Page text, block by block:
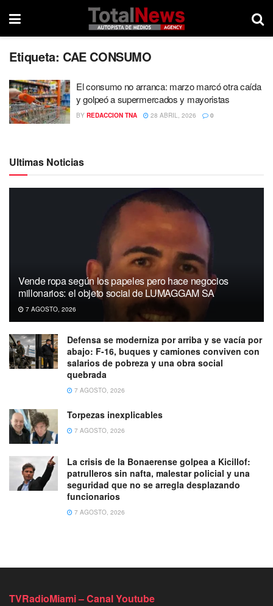
Etiqueta: CAE CONSUMO
El consumo no arranca: marzo marcó otra caída
y golpeó a supermercados y mayoristas
BY REDACCION TNA 28 ABRIL, 2026 0
Ultimas Noticias
Vende ropa según los papeles pero hace negocios
millonarios: el objeto social de LUMAGGAM SA
7 AGOSTO, 2026
Defensa se moderniza por arriba y se vacía por
abajo: F-16, buques y camiones conviven con
salarios de pobreza y una obra social
quebrada
7 AGOSTO, 2026
Torpezas inexplicables
7 AGOSTO, 2026
La crisis de la Bonaerense golpea a Kicillof:
patrulleros sin nafta, malestar policial y una
seguridad que no se arregla desplazando
funcionarios
7 AGOSTO, 2026
TVRadioMiami – Canal Youtube